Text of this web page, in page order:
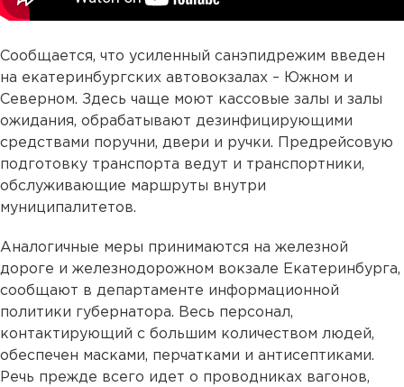
Сообщается, что усиленный санэпидрежим введен
на екатеринбургских автовокзалах – Южном и
Северном. Здесь чаще моют кассовые залы и залы
ожидания, обрабатывают дезинфицирующими
средствами поручни, двери и ручки. Предрейсовую
подготовку транспорта ведут и транспортники,
обслуживающие маршруты внутри
муниципалитетов.
Аналогичные меры принимаются на железной
дороге и железнодорожном вокзале Екатеринбурга,
сообщают в департаменте информационной
политики губернатора. Весь персонал,
контактирующий с большим количеством людей,
обеспечен масками, перчатками и антисептиками.
Речь прежде всего идет о проводниках вагонов,